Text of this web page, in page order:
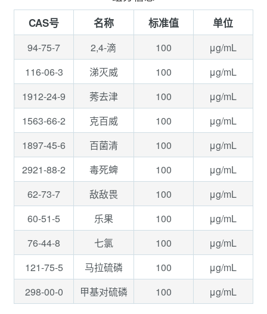
CAS号 名称 标准值 单位
94-75-7 2,4-滴 100
μg/mL
116-06-3
涕灭威 100
μg/mL
1912-24-9
莠去津 100
μg/mL
1563-66-2
克百威 100
μg/mL
1897-45-6
百菌清 100
μg/mL
2921-88-2
毒死蜱 100
μg/mL
62-73-7
敌敌畏 100
μg/mL
60-51-5
乐果 100
μg/mL
76-44-8
七氯 100
μg/mL
121-75-5
马拉硫磷 100
μg/mL
298-00-0
甲基对硫磷 100 μg/mL